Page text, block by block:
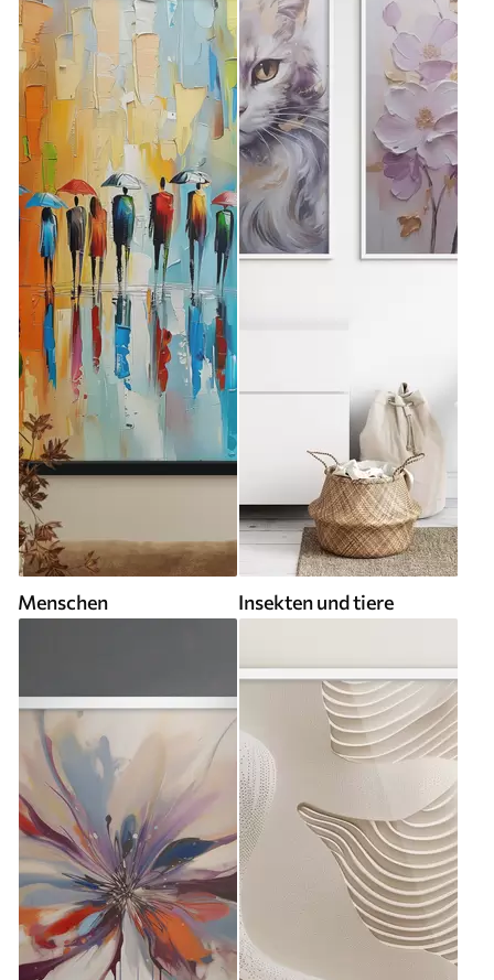
Menschen Insekten und tiere